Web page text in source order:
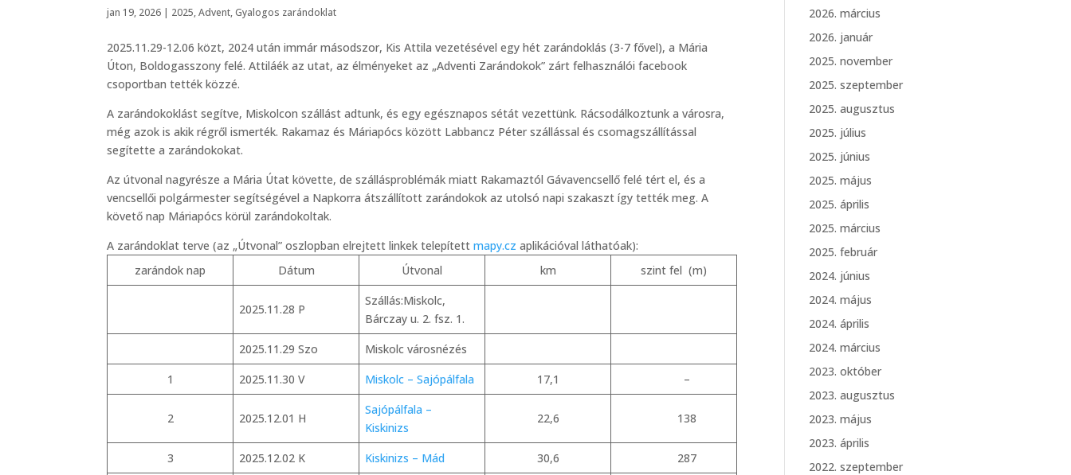
jan 19, 2026 | 2025,Advent,Gyalogos zarándoklat
2025.11.29-12.06 közt, 2024 után immár másodszor, Kis Attila vezetésével egy hét zarándoklás (3-7 fővel), a Mária
Úton, Boldogasszony felé. Attiláék az utat, az élményeket az „Adventi Zarándokok” zárt felhasználói facebook
csoportban tették közzé.
A zarándokoklást segítve, Miskolcon szállást adtunk, és egy egésznapos sétát vezettünk. Rácsodálkoztunk a városra,
még azok is akik régről ismerték. Rakamaz és Máriapócs között Labbancz Péter szállással és csomagszállítással
segítette a zarándokokat.
Az útvonal nagyrésze a Mária Útat követte, de szállásproblémák miatt Rakamaztól Gávavencsellő felé tért el, és a
vencsellői polgármester segítségével a Napkorra átszállított zarándokok az utolsó napi szakaszt így tették meg. A
követő nap Máriapócs körül zarándokoltak.
A zarándoklat terve (az „Útvonal” oszlopban elrejtett linkek telepítettmapy.cz aplikációval láthatóak):
zarándok nap
Dátum Útvonal km szint fel (m)
2025.11.28 P
Szállás:Miskolc,
Bárczay u. 2. fsz. 1.
2025.11.29 Szo
Miskolc városnézés
1
2025.11.30 V Miskolc – Sajópálfala 17,1 –
2 2025.12.01 H
Sajópálfala –
Kiskinizs
22,6 138
3 2025.12.02 K Kiskinizs – Mád 30,6
287
2026. március
2026. január
2025. november
2025. szeptember
2025. augusztus
2025. július
2025. június
2025. május
2025. április
2025. március
2025. február
2024. június
2024. május
2024. április
2024. március
2023. október
2023. augusztus
2023. május
2023. április
2022. szeptember